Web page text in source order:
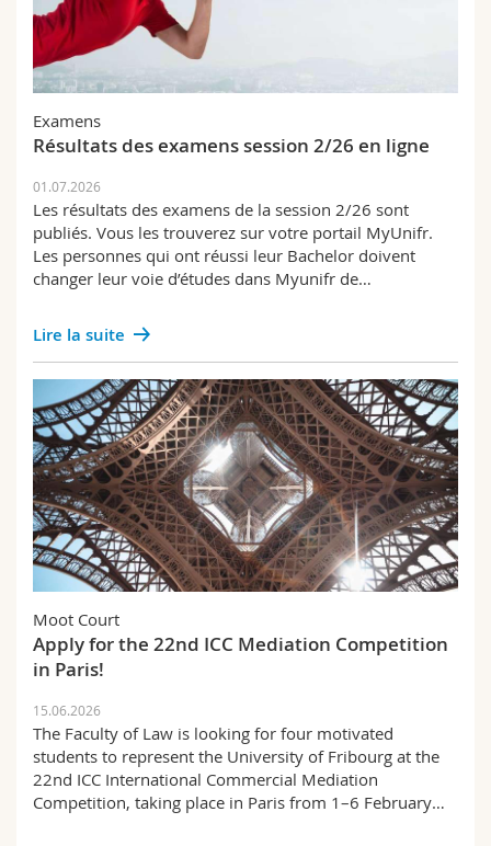
Examens
Résultats des examens session 2/26 en ligne
01.07.2026
Les résultats des examens de la session 2/26 sont
publiés. Vous les trouverez sur votre portail MyUnifr.
Les personnes qui ont réussi leur Bachelor doivent
changer leur voie d’études dans Myunifr de…
Lire la suite
Moot Court
Apply for the 22nd ICC Mediation Competition
in Paris!
15.06.2026
The Faculty of Law is looking for four motivated
students to represent the University of Fribourg at the
22nd ICC International Commercial Mediation
Competition, taking place in Paris from 1–6 February…